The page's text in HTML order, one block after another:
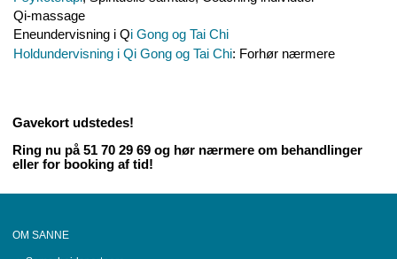
Qi-massage
Eneundervisning i Qi Gong og Tai Chi
Holdundervisning i Qi Gong og Tai Chi: Forhør nærmere
Gavekort udstedes!
Ring nu på 51 70 29 69 og hør nærmere om behandlinger
eller for booking af tid!
OM SANNE